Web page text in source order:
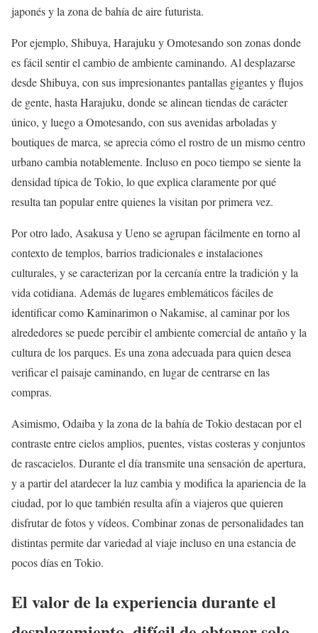
japonés y la zona de bahía de aire futurista.
Por ejemplo, Shibuya, Harajuku y Omotesando son zonas donde
es fácil sentir el cambio de ambiente caminando. Al desplazarse
desde Shibuya, con sus impresionantes pantallas gigantes y flujos
de gente, hasta Harajuku, donde se alinean tiendas de carácter
único, y luego a Omotesando, con sus avenidas arboladas y
boutiques de marca, se aprecia cómo el rostro de un mismo centro
urbano cambia notablemente. Incluso en poco tiempo se siente la
densidad típica de Tokio, lo que explica claramente por qué
resulta tan popular entre quienes la visitan por primera vez.
Por otro lado, Asakusa y Ueno se agrupan fácilmente en torno al
contexto de templos, barrios tradicionales e instalaciones
culturales, y se caracterizan por la cercanía entre la tradición y la
vida cotidiana. Además de lugares emblemáticos fáciles de
identificar como Kaminarimon o Nakamise, al caminar por los
alrededores se puede percibir el ambiente comercial de antaño y la
cultura de los parques. Es una zona adecuada para quien desea
verificar el paisaje caminando, en lugar de centrarse en las
compras.
Asimismo, Odaiba y la zona de la bahía de Tokio destacan por el
contraste entre cielos amplios, puentes, vistas costeras y conjuntos
de rascacielos. Durante el día transmite una sensación de apertura,
y a partir del atardecer la luz cambia y modifica la apariencia de la
ciudad, por lo que también resulta afín a viajeros que quieren
disfrutar de fotos y vídeos. Combinar zonas de personalidades tan
distintas permite dar variedad al viaje incluso en una estancia de
pocos días en Tokio.
El valor de la experiencia durante el